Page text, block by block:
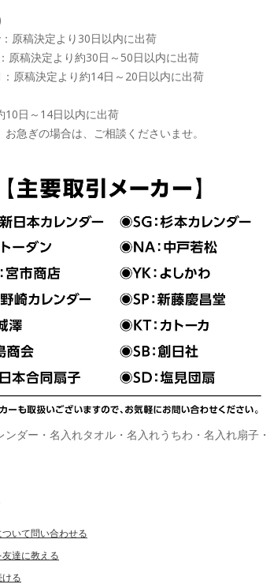
原稿決定より30日以内に出荷
原稿決定より約30日～50日以内に出荷
原稿決定より約14日～20日以内に出荷
10日～14日以内に出荷
お急ぎの場合は、ご相談くださいませ。
ンダー・名入れタオル・名入れうちわ・名入れ扇子・
いて問い合わせる
達に教える
る